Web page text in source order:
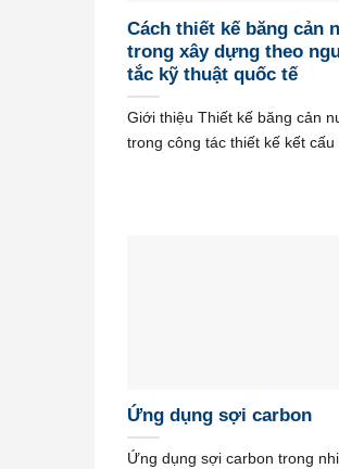
Cách thiết kế băng cản
trong xây dựng theo
tắc kỹ thuật quốc tế
Giới thiệu Thiết kế băng cản
trong công tác thiết kế kết cấu
Ứng dụng sợi carbon
Ứng dụng sợi carbon trong